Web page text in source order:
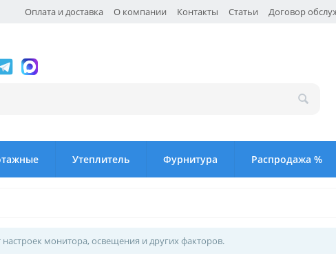
Оплата и доставка О компании Контакты Статьи Договор
Утеплитель Фурнитура Распродажа %
монитора, освещения и других факторов.